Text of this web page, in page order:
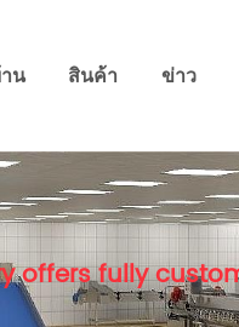
น สินค้า ข่าว
offers fully